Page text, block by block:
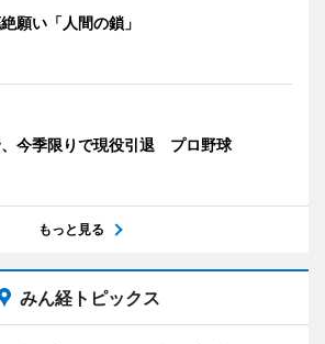
願い「人間の鎖」
今季限りで現役引退 プロ野球
もっと見る
みん経トピックス